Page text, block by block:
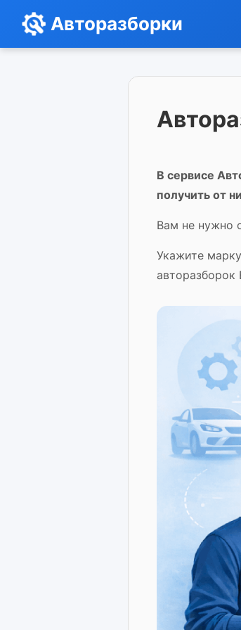
Авторазборки
В сервисе
получить от
Вам не нужно
Укажите
авторазборок